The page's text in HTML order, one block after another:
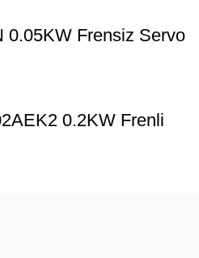
0.05KW Frensiz Servo
0.2KW Frenli